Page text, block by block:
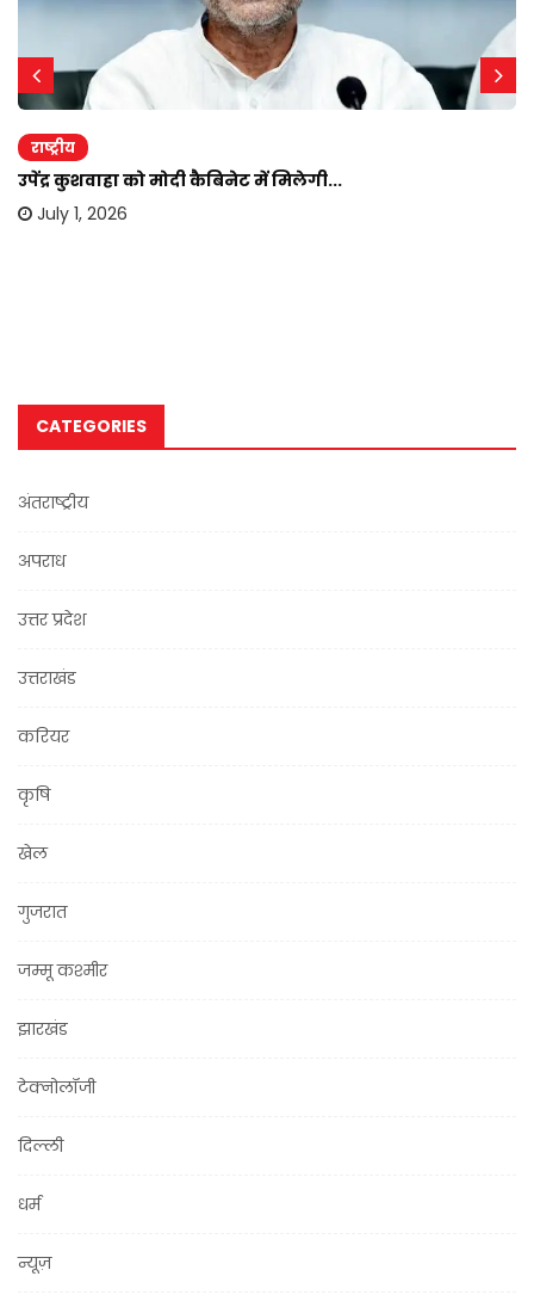
राष्ट्रीय
उपेंद्र कुशवाहा को मोदी कैबिनेट में मिलेगी...
July 1, 2026
CATEGORIES
अंतराष्ट्रीय
अपराध
उत्तर प्रदेश
उत्तराखंड
करियर
कृषि
खेल
गुजरात
जम्मू कश्मीर
झारखंड
टेक्नोलॉजी
दिल्ली
धर्म
न्यूज़